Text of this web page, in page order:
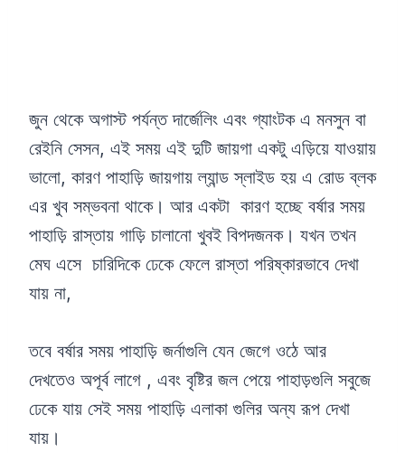
জুন থেকে অগাস্ট পর্যন্ত দার্জেলিং এবং গ্যাংটক এ মনসুন বা
রেইনি সেসন, এই সময় এই দুটি জায়গা একটু এড়িয়ে যাওয়ায়
ভালো, কারণ পাহাড়ি জায়গায় ল্যান্ড স্লাইড হয় এ রোড ব্লক
এর খুব সম্ভবনা থাকে। আর একটা কারণ হচ্ছে বর্ষার সময়
পাহাড়ি রাস্তায় গাড়ি চালানো খুবই বিপদজনক। যখন তখন
মেঘ এসে চারিদিকে ঢেকে ফেলে রাস্তা পরিষ্কারভাবে দেখা
যায় না,
তবে বর্ষার সময় পাহাড়ি জর্নাগুলি যেন জেগে ওঠে আর
দেখতেও অপূর্ব লাগে , এবং বৃষ্টির জল পেয়ে পাহাড়গুলি সবুজে
ঢেকে যায় সেই সময় পাহাড়ি এলাকা গুলির অন্য রূপ দেখা
যায়।